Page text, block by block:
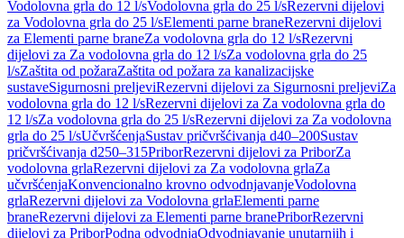
Vodolovna grla do 12 l/sVodolovna grla do 25 l/sRezervni dijelovi
za Vodolovna grla do 25 l/sElementi parne braneRezervni dijelovi
za Elementi parne braneZa vodolovna grla do 12 l/sRezervni
dijelovi za Za vodolovna grla do 12 l/sZa vodolovna grla do 25
l/sZaštita od požaraZaštita od požara za kanalizacijske
sustaveSigurnosni preljeviRezervni dijelovi za Sigurnosni preljeviZa
vodolovna grla do 12 l/sRezervni dijelovi za Za vodolovna grla do
12 l/sZa vodolovna grla do 25 l/sRezervni dijelovi za Za vodolovna
grla do 25 l/sUčvršćenjaSustav pričvršćivanja d40–200Sustav
pričvršćivanja d250–315PriborRezervni dijelovi za PriborZa
vodolovna grlaRezervni dijelovi za Za vodolovna grlaZa
učvršćenjaKonvencionalno krovno odvodnjavanjeVodolovna
grlaRezervni dijelovi za Vodolovna grlaElementi parne
braneRezervni dijelovi za Elementi parne branePriborRezervni
dijelovi za PriborPodna odvodnjaOdvodnjavanje unutarnjih i